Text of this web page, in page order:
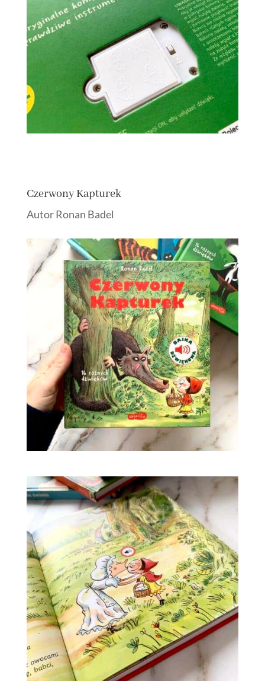
Czerwony Kapturek
Autor Ronan Badel